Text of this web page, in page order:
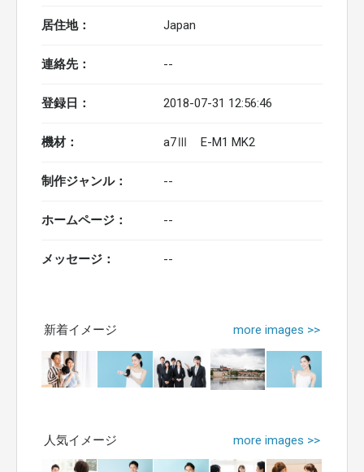
居住地： Japan
連絡先： --
登録日： 2018-07-31 12:56:46
機材： a7Ⅲ E-M1 MK2
制作ジャンル： --
ホームページ： --
メッセージ： --
新着イメージ more images >>
人気イメージ more images >>